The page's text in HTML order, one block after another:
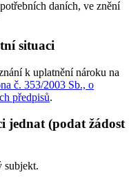
daních, ve znění
situaci
k uplatnění nároku na
č. 353/2003 Sb., o
předpisů.
jednat (podat žádost
subjekt.